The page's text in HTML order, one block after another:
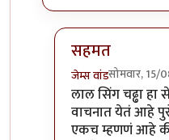
सहमत
जेम्स वांडसोमवार, 15/
In reply to
लाल सिंग चढ्ढा हा
वाचनात येतं आहे
एकच म्हणणं आहे की